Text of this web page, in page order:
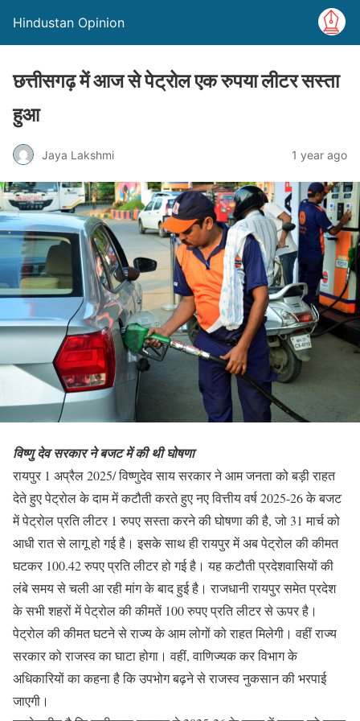
Hindustan Opinion
छत्तीसगढ़ में आज से पेट्रोल एक रुपया लीटर सस्ता
हुआ
Jaya Lakshmi 1 year ago
विष्णु देव सरकार ने बजट में की थी घोषणा
रायपुर 1 अप्रैल 2025/ विष्णुदेव साय सरकार ने आम जनता को बड़ी राहत
देते हुए पेट्रोल के दाम में कटौती करते हुए नए वित्तीय वर्ष 2025-26 के बजट
में पेट्रोल प्रति लीटर 1 रुपए सस्ता करने की घोषणा की है, जो 31 मार्च को
आधी रात से लागू हो गई है। इसके साथ ही रायपुर में अब पेट्रोल की कीमत
घटकर 100.42 रुपए प्रति लीटर हो गई है। यह कटौती प्रदेशवासियों की
लंबे समय से चली आ रही मांग के बाद हुई है। राजधानी रायपुर समेत प्रदेश
के सभी शहरों में पेट्रोल की कीमतें 100 रुपए प्रति लीटर से ऊपर है।
पेट्रोल की कीमत घटने से राज्य के आम लोगों को राहत मिलेगी। वहीं राज्य
सरकार को राजस्व का घाटा होगा। वहीं, वाणिज्यक कर विभाग के
अधिकारियों का कहना है कि उपभोग बढ़ने से राजस्व नुकसान की भरपाई
जाएगी।